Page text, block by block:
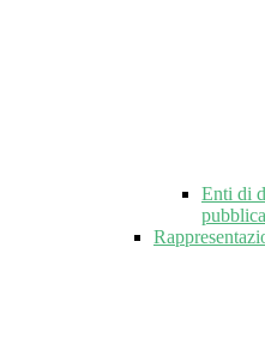
Enti di